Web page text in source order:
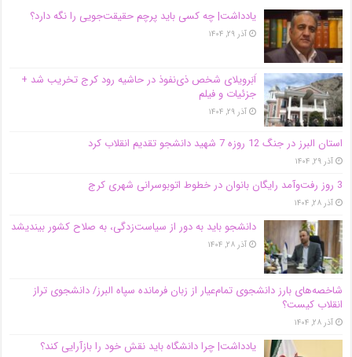
یادداشت| ‌چه کسی باید پرچم حقیقت‌جویی را نگه دارد؟
آذر ۲۹, ۱۴۰۴
اَبَر‌ویلای شخص ذی‌نفوذ در حاشیه‌ رود کرج تخریب شد +
جزئیات و فیلم
آذر ۲۹, ۱۴۰۴
استان البرز در جنگ 12 روزه 7 شهید دانشجو تقدیم انقلاب کرد
آذر ۲۹, ۱۴۰۴
3 روز رفت‌وآمد رایگان بانوان در خطوط اتوبوسرانی شهری کرج
آذر ۲۸, ۱۴۰۴
دانشجو باید به دور از سیاست‌زدگی، به صلاح کشور بیندیشد
آذر ۲۸, ۱۴۰۴
شاخصه‌های بارز دانشجوی تمام‌عیار از زبان فرمانده سپاه البرز/ دانشجوی تراز
انقلاب کیست؟
آذر ۲۸, ۱۴۰۴
یادداشت| چرا دانشگاه باید نقش خود را بازآرایی کند؟